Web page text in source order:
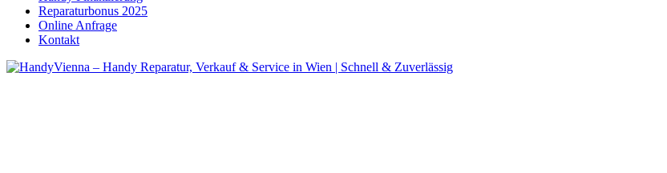
Reparaturbonus 2025
Online Anfrage
Kontakt